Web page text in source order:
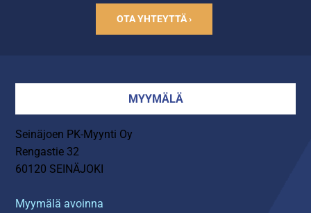
OTA YHTEYTTÄ ›
MYYMÄLÄ
Seinäjoen PK-Myynti Oy
Rengastie 32
60120 SEINÄJOKI
Myymälä avoinna